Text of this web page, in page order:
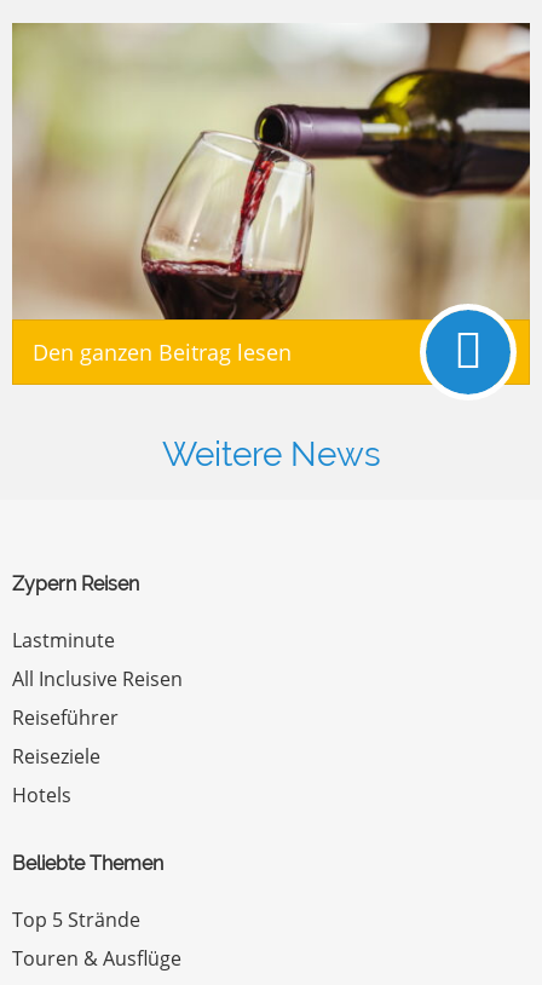
Den ganzen Beitrag lesen
Weitere News
Zypern Reisen
Lastminute
All Inclusive Reisen
Reiseführer
Reiseziele
Hotels
Beliebte Themen
Top 5 Strände
Touren & Ausflüge